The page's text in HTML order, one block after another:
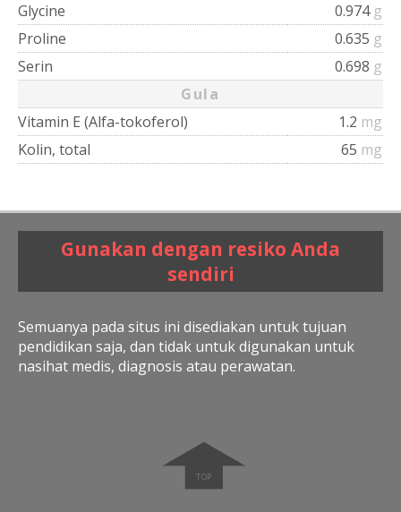
Glycine
0.974 g
Proline
0.635 g
Serin
0.698 g
Gula
Vitamin E (Alfa-tokoferol)
1.2 mg
Kolin, total
65 mg
Gunakan dengan resiko Anda
sendiri
Semuanya pada situs ini disediakan untuk tujuan
pendidikan saja, dan tidak untuk digunakan untuk
nasihat medis, diagnosis atau perawatan.
➧